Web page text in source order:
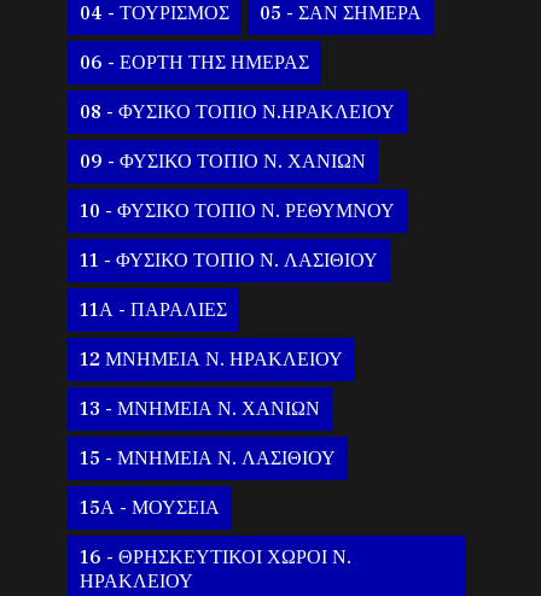
04 - ΤΟΥΡΙΣΜΟΣ 05 - ΣΑΝ ΣΗΜΕΡΑ
06 - ΕΟΡΤΗ ΤΗΣ ΗΜΕΡΑΣ
08 - ΦΥΣΙΚΟ ΤΟΠΙΟ Ν.ΗΡΑΚΛΕΙΟΥ
09 - ΦΥΣΙΚΟ ΤΟΠΙΟ Ν. ΧΑΝΙΩΝ
10 - ΦΥΣΙΚΟ ΤΟΠΙΟ Ν. ΡΕΘΥΜΝΟΥ
11 - ΦΥΣΙΚΟ ΤΟΠΙΟ Ν. ΛΑΣΙΘΙΟΥ
11Α - ΠΑΡΑΛΙΕΣ
12 ΜΝΗΜΕΙΑ Ν. ΗΡΑΚΛΕΙΟΥ
13 - ΜΝΗΜΕΙΑ Ν. ΧΑΝΙΩΝ
15 - ΜΝΗΜΕΙΑ Ν. ΛΑΣΙΘΙΟΥ
15Α - ΜΟΥΣΕΙΑ
16 - ΘΡΗΣΚΕΥΤΙΚΟΙ ΧΩΡΟΙ Ν.
ΗΡΑΚΛΕΙΟΥ